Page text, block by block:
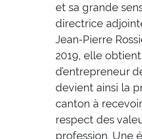
et sa grande
directrice
Jean-Pierre
2019, elle
d’entrepreneur
devient ainsi la
canton à
respect des
profession. Une